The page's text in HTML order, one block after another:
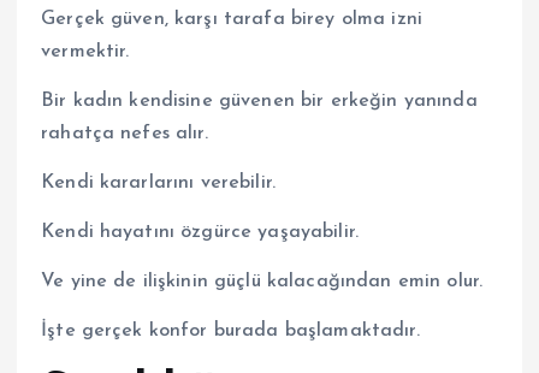
Gerçek güven, karşı tarafa birey olma izni
vermektir.
Bir kadın kendisine güvenen bir erkeğin yanında
rahatça nefes alır.
Kendi kararlarını verebilir.
Kendi hayatını özgürce yaşayabilir.
Ve yine de ilişkinin güçlü kalacağından emin olur.
İşte gerçek konfor burada başlamaktadır.